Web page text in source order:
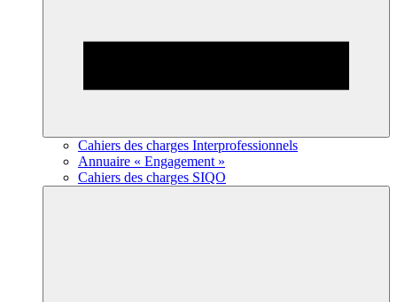
Cahiers des charges Interprofessionnels
Annuaire « Engagement »
Cahiers des charges SIQO